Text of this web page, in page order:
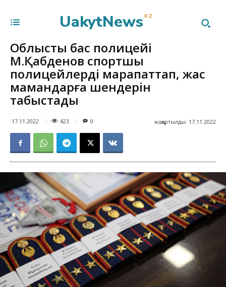
UakytNews KZ
Облыстың бас полицейі
М.Қабденов спортшы
полицейлерді марапаттап, жас
мамандарға шендерін
табыстады
17.11.2022 423 жаңартылды: 17.11.2022
0